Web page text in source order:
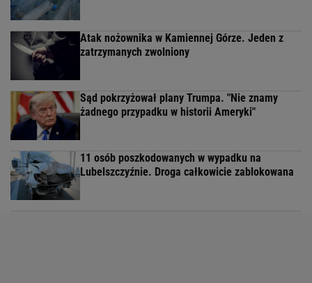
Atak nożownika w Kamiennej Górze. Jeden z
zatrzymanych zwolniony
Sąd pokrzyżował plany Trumpa. "Nie znamy
żadnego przypadku w historii Ameryki"
11 osób poszkodowanych w wypadku na
Lubelszczyźnie. Droga całkowicie zablokowana